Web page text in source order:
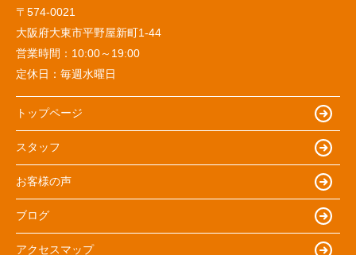
〒574-0021
大阪府大東市平野屋新町1-44
営業時間： 10:00～19:00
定休日： 毎週水曜日
トップページ
スタッフ
お客様の声
ブログ
アクセスマップ